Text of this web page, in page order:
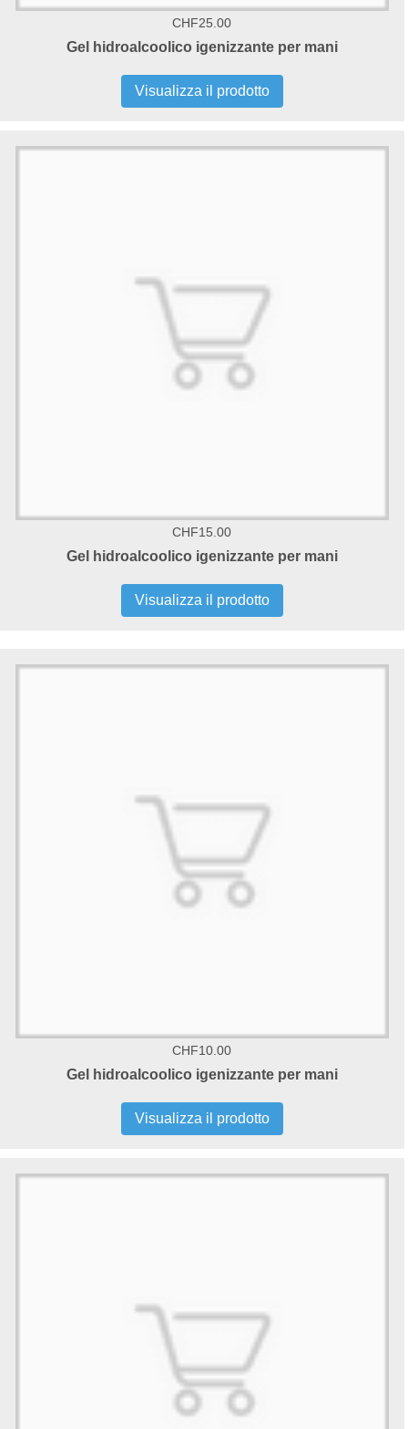
CHF25.00
Gel hidroalcoolico igenizzante per mani
Visualizza il prodotto
CHF15.00
Gel hidroalcoolico igenizzante per mani
Visualizza il prodotto
CHF10.00
Gel hidroalcoolico igenizzante per mani
Visualizza il prodotto